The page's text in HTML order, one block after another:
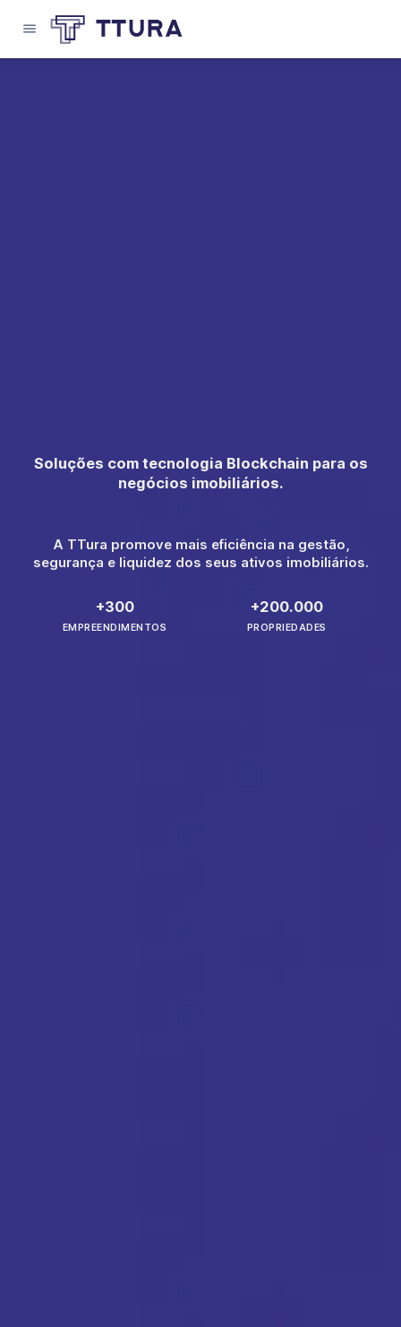
Soluções com tecnologia Blockchain para os
negócios imobiliários.
A TTura promove mais eficiência na gestão,
segurança e liquidez dos seus ativos imobiliários.
+300
EMPREENDIMENTOS
+200.000
PROPRIEDADES